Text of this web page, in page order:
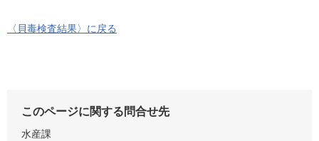
〈貝毒検査結果〉に戻る
このページに関する問合せ先
水産課